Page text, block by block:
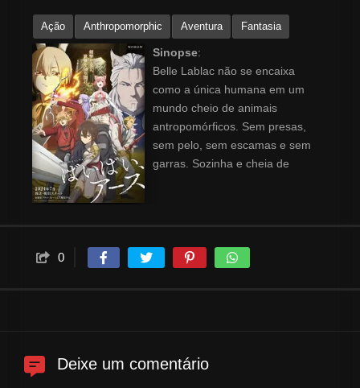
Ação Anthropomorphic Aventura Fantasia
Sinopse:
Belle Lablac não se encaixa
como a única humana em um
mundo cheio de animais
antropomórficos. Sem presas,
sem pelo, sem escamas e sem
garras. Sozinha e cheia de
seu coração. Carregando nada,
0
Deixe um comentário